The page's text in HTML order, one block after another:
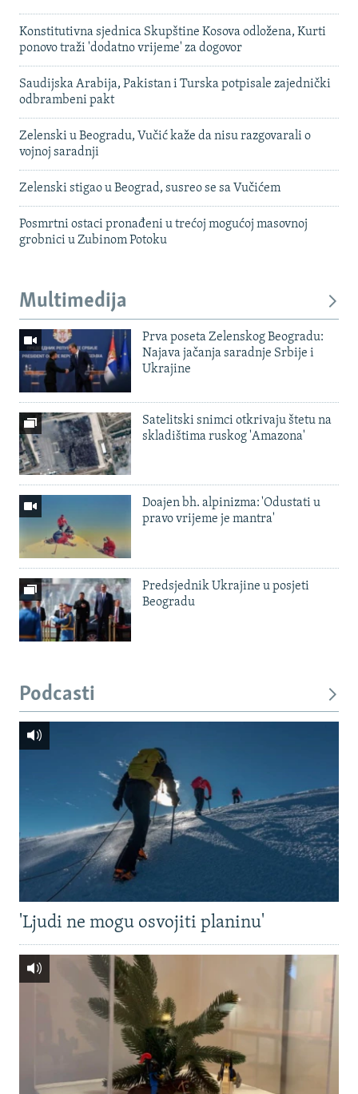
Konstitutivna sjednica Skupštine Kosova odložena, Kurti
ponovo traži 'dodatno vrijeme' za dogovor
Saudijska Arabija, Pakistan i Turska potpisale zajednički
odbrambeni pakt
Zelenski u Beogradu, Vučić kaže da nisu razgovarali o
vojnoj saradnji
Zelenski stigao u Beograd, susreo se sa Vučićem
Posmrtni ostaci pronađeni u trećoj mogućoj masovnoj
grobnici u Zubinom Potoku
Multimedija
Prva poseta Zelenskog Beogradu:
Najava jačanja saradnje Srbije i
Ukrajine
Satelitski snimci otkrivaju štetu na
skladištima ruskog 'Amazona'
Doajen bh. alpinizma: 'Odustati u
pravo vrijeme je mantra'
Predsjednik Ukrajine u posjeti
Beogradu
Podcasti
'Ljudi ne mogu osvojiti planinu'